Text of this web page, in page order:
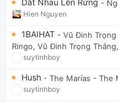
-
Hien Nguyen
1BAIHAT - Vũ Đinh Trọng
Ringo, Vũ Đinh Trọng
suytinhboy
Hush - The Marías - The
suytinhboy